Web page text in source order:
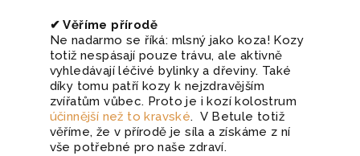
✔ Věříme přírodě
Ne nadarmo se říká: mlsný jako koza! Kozy
totiž nespásají pouze trávu, ale aktivně
vyhledávají léčivé bylinky a dřeviny. Také
díky tomu patří kozy k nejzdravějším
zvířatům vůbec. Proto je i kozí kolostrum
účinnější než to kravské. V Betule totiž
věříme, že v přírodě je síla a získáme z ní
vše potřebné pro naše zdraví.